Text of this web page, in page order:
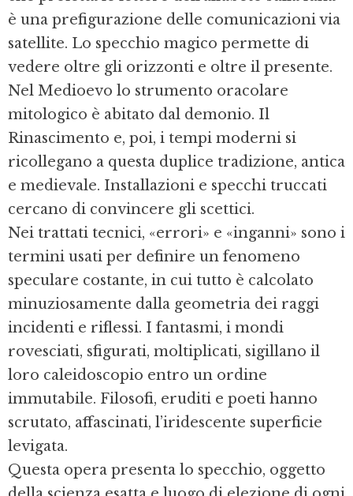
è una prefigurazione delle comunicazioni via
satellite. Lo specchio magico permette di
vedere oltre gli orizzonti e oltre il presente.
Nel Medioevo lo strumento oracolare
mitologico è abitato dal demonio. Il
Rinascimento e, poi, i tempi moderni si
ricollegano a questa duplice tradizione, antica
e medievale. Installazioni e specchi truccati
cercano di convincere gli scettici.
Nei trattati tecnici, «errori» e «inganni» sono i
termini usati per definire un fenomeno
speculare costante, in cui tutto è calcolato
minuziosamente dalla geometria dei raggi
incidenti e riflessi. I fantasmi, i mondi
rovesciati, sfigurati, moltiplicati, sigillano il
loro caleidoscopio entro un ordine
immutabile. Filosofi, eruditi e poeti hanno
scrutato, affascinati, l’iridescente superficie
levigata.
Questa opera presenta lo specchio, oggetto